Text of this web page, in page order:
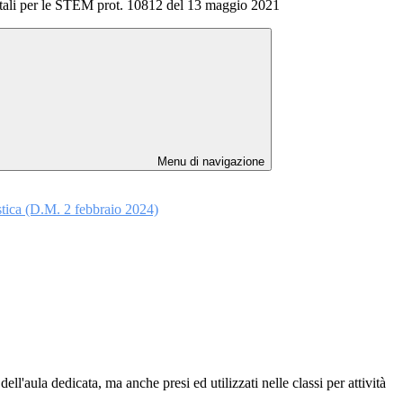
per le STEM prot. 10812 del 13 maggio 2021
Menu di navigazione
(D.M. 2 febbraio 2024)
dedicata, ma anche presi ed utilizzati nelle classi per attività